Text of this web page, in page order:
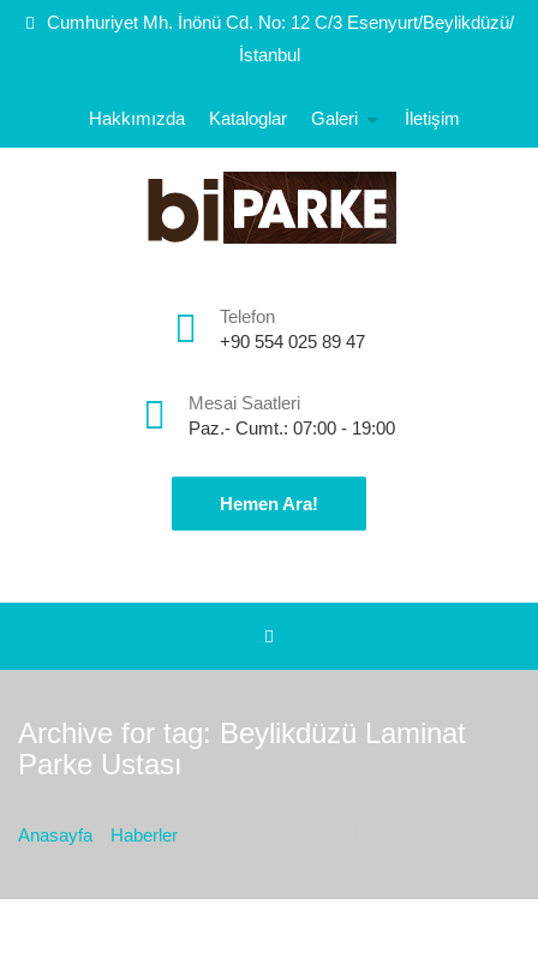
Cumhuriyet Mh. İnönü Cd. No: 12 C/3 Esenyurt/Beylikdüzü/
İstanbul
Hakkımızda Kataloglar Galeri İletişim
Telefon
+90 554 025 89 47
Mesai Saatleri
Paz.- Cumt.: 07:00 - 19:00
Hemen Ara!
Archive for tag: Beylikdüzü Laminat
Parke Ustası
Anasayfa
Haberler